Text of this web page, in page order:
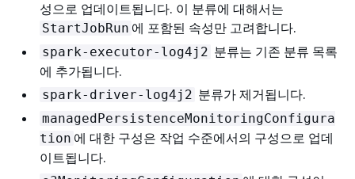
성으로 업데이트됩니다. 이 분류에 대해서는
StartJobRun 에 포함된 속성만 고려합니다.
spark-executor-log4j2 분류는 기존 분류 목록
에 추가됩니다.
spark-driver-log4j2 분류가 제거됩니다.
managedPersistenceMonitoringConfigura
tion 에 대한 구성은 작업 수준에서의 구성으로 업데
이트됩니다.